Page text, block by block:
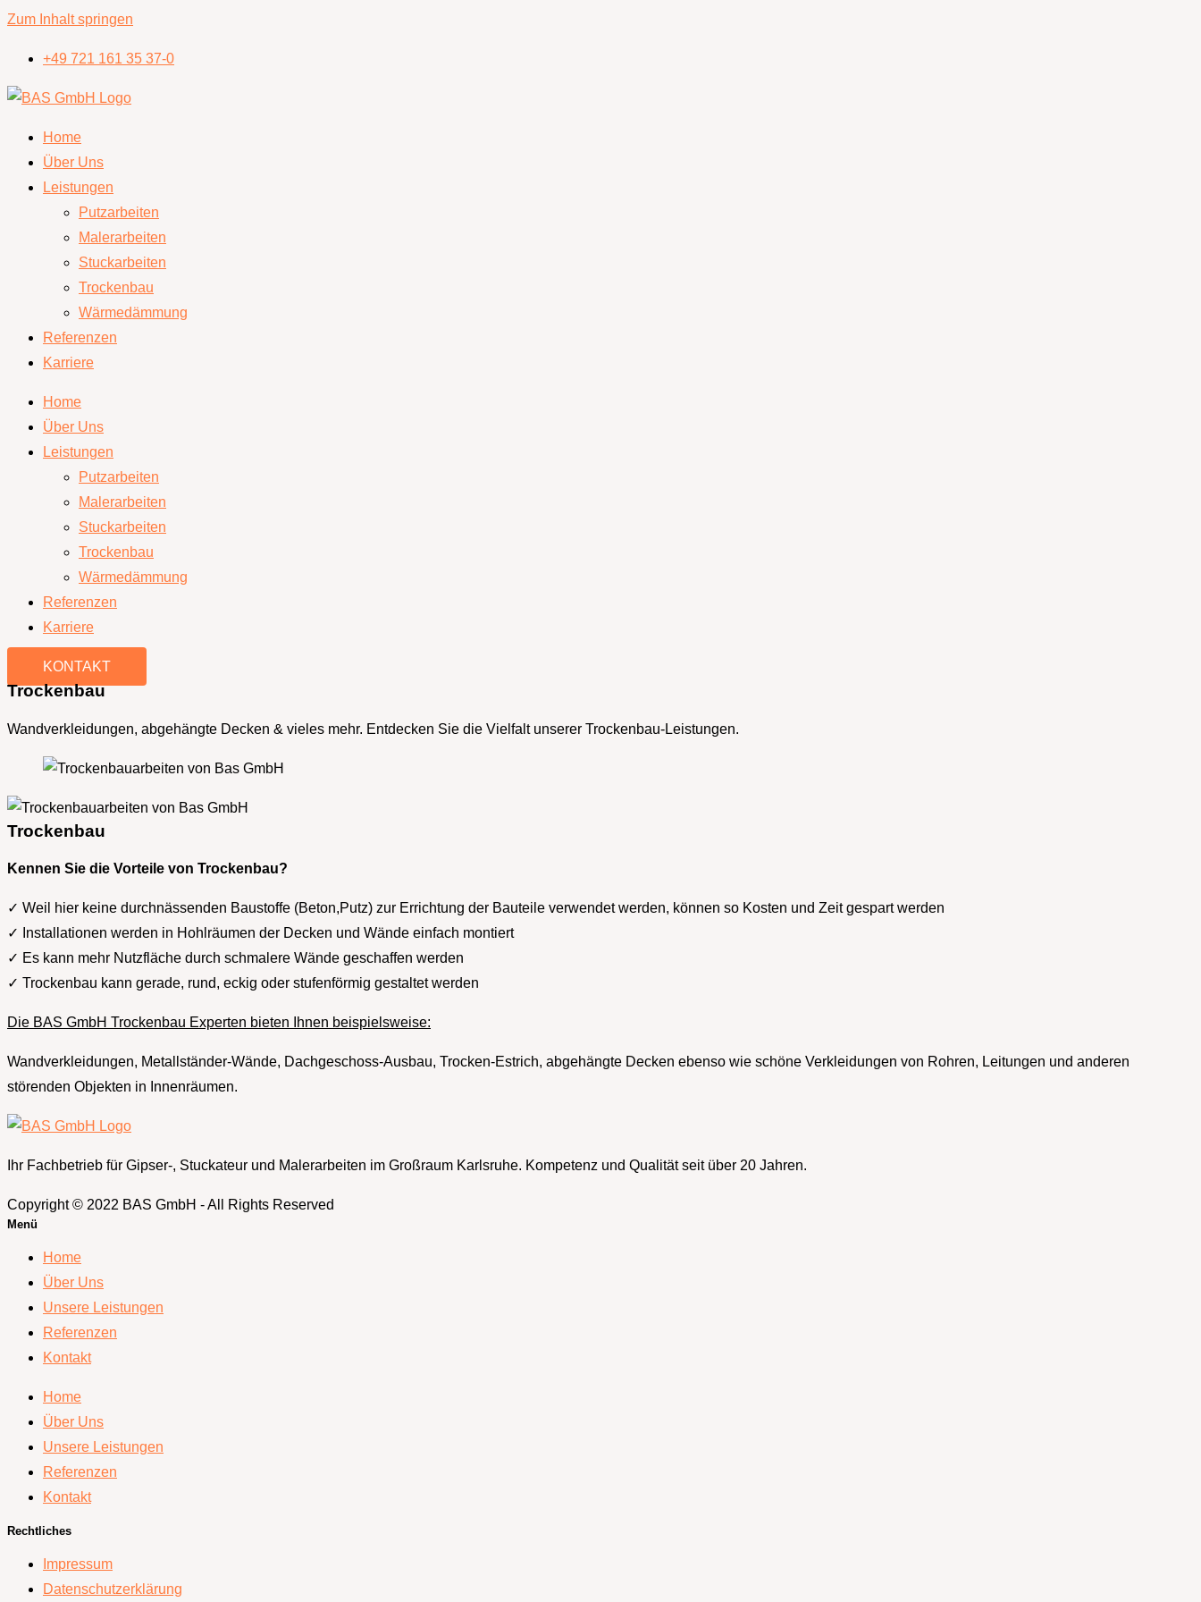
Zum Inhalt springen
+49 721 161 35 37-0
Home
Über Uns
Leistungen
Putzarbeiten
Malerarbeiten
Stuckarbeiten
Trockenbau
Wärmedämmung
Referenzen
Karriere
Home
Über Uns
Leistungen
Putzarbeiten
Malerarbeiten
Stuckarbeiten
Trockenbau
Wärmedämmung
Referenzen
Karriere
KONTAKT
Trockenbau
Wandverkleidungen, abgehängte Decken & vieles mehr. Entdecken Sie die Vielfalt unserer Trockenbau-Leistungen.
Trockenbau
Kennen Sie die Vorteile von Trockenbau?
✓ Weil hier keine durchnässenden Baustoffe (Beton,Putz) zur Errichtung der Bauteile verwendet werden, können so Kosten und Zeit gespart werden
✓ Installationen werden in Hohlräumen der Decken und Wände einfach montiert
✓ Es kann mehr Nutzfläche durch schmalere Wände geschaffen werden
✓ Trockenbau kann gerade, rund, eckig oder stufenförmig gestaltet werden
Die BAS GmbH Trockenbau Experten bieten Ihnen beispielsweise:
Wandverkleidungen, Metallständer-Wände, Dachgeschoss-Ausbau, Trocken-Estrich, abgehängte Decken ebenso wie schöne Verkleidungen von Rohren, Leitungen und anderen
störenden Objekten in Innenräumen.
Ihr Fachbetrieb für Gipser-, Stuckateur und Malerarbeiten im Großraum Karlsruhe. Kompetenz und Qualität seit über 20 Jahren.
Copyright © 2022 BAS GmbH - All Rights Reserved
Menü
Home
Über Uns
Unsere Leistungen
Referenzen
Kontakt
Home
Über Uns
Unsere Leistungen
Referenzen
Kontakt
Rechtliches
Impressum
Datenschutzerklärung